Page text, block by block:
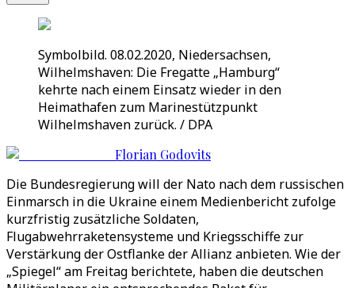
Symbolbild. 08.02.2020, Niedersachsen,
Wilhelmshaven: Die Fregatte „Hamburg“
kehrte nach einem Einsatz wieder in den
Heimathafen zum Marinestützpunkt
Wilhelmshaven zurück. / DPA
Florian Godovits
Die Bundesregierung will der Nato nach dem russischen
Einmarsch in die Ukraine einem Medienbericht zufolge
kurzfristig zusätzliche Soldaten,
Flugabwehrraketensysteme und Kriegsschiffe zur
Verstärkung der Ostflanke der Allianz anbieten. Wie der
„Spiegel“ am Freitag berichtete, haben die deutschen